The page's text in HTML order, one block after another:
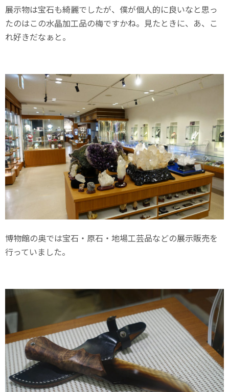
展示物は宝石も綺麗でしたが、僕が個人的に良いなと思っ
たのはこの水晶加工品の梅ですかね。見たときに、あ、こ
れ好きだなぁと。
博物館の奥では宝石・原石・地場工芸品などの展示販売を
行っていました。